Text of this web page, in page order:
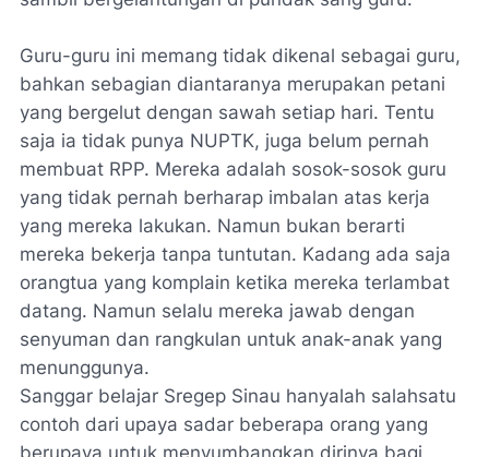
Guru-guru ini memang tidak dikenal sebagai guru,
bahkan sebagian diantaranya merupakan petani
yang bergelut dengan sawah setiap hari. Tentu
saja ia tidak punya NUPTK, juga belum pernah
membuat RPP. Mereka adalah sosok-sosok guru
yang tidak pernah berharap imbalan atas kerja
yang mereka lakukan. Namun bukan berarti
mereka bekerja tanpa tuntutan. Kadang ada saja
orangtua yang komplain ketika mereka terlambat
datang. Namun selalu mereka jawab dengan
senyuman dan rangkulan untuk anak-anak yang
menunggunya.
Sanggar belajar Sregep Sinau hanyalah salahsatu
contoh dari upaya sadar beberapa orang yang
berupaya untuk menyumbangkan dirinya bagi